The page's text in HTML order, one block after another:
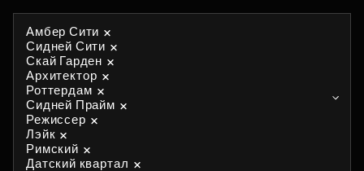
Амбер Сити
Сидней Сити
Скай Гарден
Архитектор
Роттердам
Сидней Прайм
Режиссер
Лэйк
Римский
Датский квартал